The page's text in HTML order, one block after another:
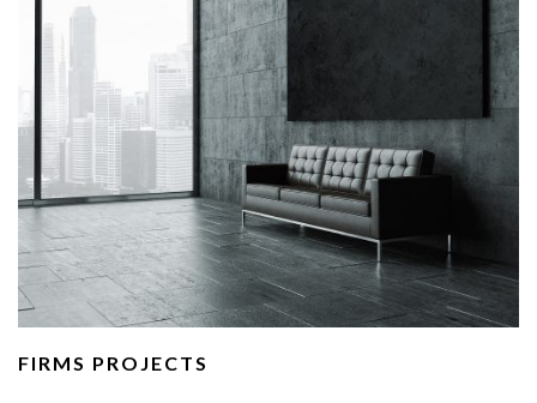
FIRMS PROJECTS